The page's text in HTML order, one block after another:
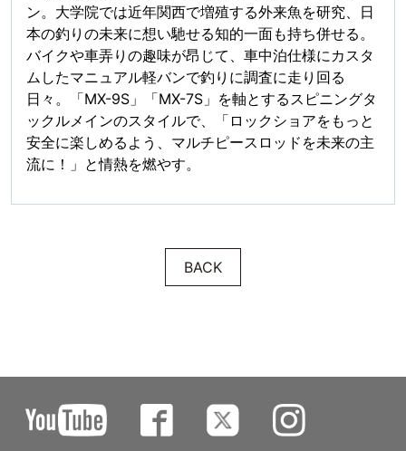
ン。大学院では近年関西で増殖する外来魚を研究、日
本の釣りの未来に想い馳せる知的一面も持ち併せる。
バイクや車弄りの趣味が昂じて、車中泊仕様にカスタ
ムしたマニュアル軽バンで釣りに調査に走り回る
日々。「MX-9S」「MX-7S」を軸とするスピニングタ
ックルメインのスタイルで、「ロックショアをもっと
安全に楽しめるよう、マルチピースロッドを未来の主
流に！」と情熱を燃やす。
BACK